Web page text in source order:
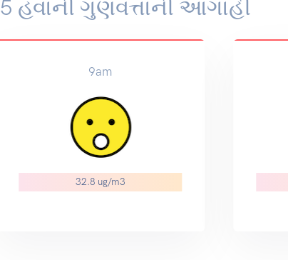
હવાની ગુણવત્તાની આગાહી
9am
32.8 ug/m3